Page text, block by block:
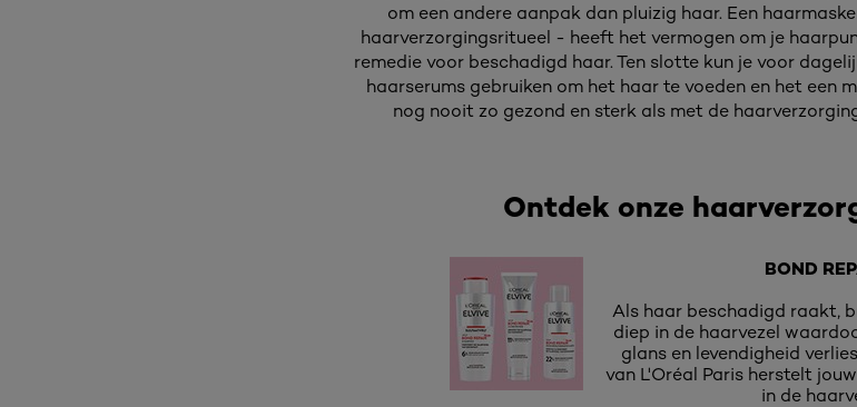
om een andere aanpak dan pluizig haar. Een
haarverzorgingsritueel - heeft het vermogen om je
remedie voor beschadigd haar. Ten slotte kun je voor
haarserums gebruiken om het haar te voeden en het een
nog nooit zo gezond en sterk als met de
Ontdek onze
BOND
Als haar beschadigd raakt,
diep in de haarvezel
glans en levendigheid
van L'Oréal Paris herstelt
in de